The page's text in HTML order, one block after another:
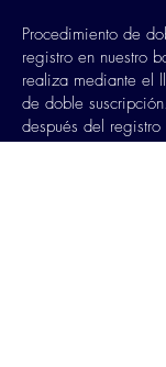
Procedimiento de
registro en nuestro
realiza mediante el
de doble
después del